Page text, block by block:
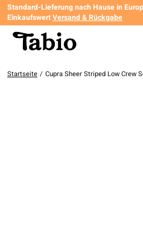
Standard-Lieferung nach Hause in
EinkaufswertVersand & Rückgabe
Startseite / Cupra Sheer Striped Low Crew